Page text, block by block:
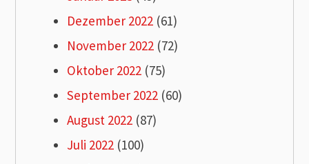
Dezember 2022 (61)
November 2022 (72)
Oktober 2022 (75)
September 2022 (60)
August 2022 (87)
Juli 2022 (100)